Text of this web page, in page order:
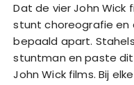
Dat de vier John Wick
stunt choreografie
bepaald apart.
stuntman en paste
John Wick films. Bij